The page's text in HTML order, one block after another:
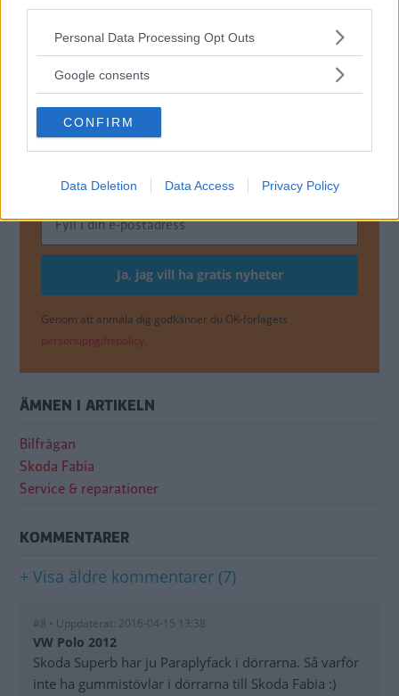
Please note that this website/app uses one or more Google
not limited to your visit or usage behaviour. You may click to
use your data for below specified purposes in below Google
consent section.
Personal Data Processing Opt Outs
Google consents
CONFIRM
Data Deletion Data Access Privacy Policy
Diskutera: Har du haft problem med fukt i din
bil?
MISSA INTE KOMMANDE ARTIKLAR OM
SERVICE & REPARATIONER
Få vårt nyhetsbrev utan kostnad
Genom att anmäla dig godkänner du OK-förlagets
personuppgiftspolicy.
ÄMNEN I ARTIKELN
Bilfrågan
Skoda Fabia
Service & reparationer
KOMMENTARER
+ Visa äldre kommentarer (7)
#8 • Uppdaterat: 2016-04-15 13:38
VW Polo 2012
Skoda Superb har ju Paraplyfack i dörrarna. Så varför
inte ha gummistövlar i dörrarna till Skoda Fabia :)